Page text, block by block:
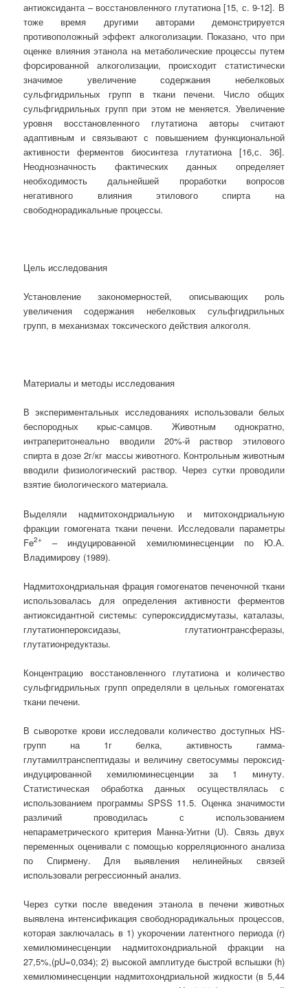
антиоксиданта – восстановленного глутатиона [15, с. 9-12]. В
тоже время другими авторами демонстрируется
противоположный эффект алкоголизации. Показано, что при
оценке влияния этанола на метаболические процессы путем
форсированной алкоголизации, происходит статистически
значимое увеличение содержания небелковых
сульфгидрильных групп в ткани печени. Число общих
сульфгидрильных групп при этом не меняется. Увеличение
уровня восстановленного глутатиона авторы считают
адаптивным и связывают с повышением функциональной
активности ферментов биосинтеза глутатиона [16,с. 36].
Неоднозначность фактических данных определяет
необходимость дальнейшей проработки вопросов
негативного влияния этилового спирта на
свободнорадикальные процессы.
Цель исследования
Установление закономерностей, описывающих роль
увеличения содержания небелковых сульфгидрильных
групп, в механизмах токсического действия алкоголя.
Материалы и методы исследования
В экспериментальных исследованиях использовали белых
беспородных крыс-самцов. Животным однократно,
интраперитонеально вводили 20%-й раствор этилового
спирта в дозе 2г/кг массы животного. Контрольным животным
вводили физиологический раствор. Через сутки проводили
взятие биологического материала.
Выделяли надмитохондриальную и митохондриальную
фракции гомогената ткани печени. Исследовали параметры
Fe2+
– индуцированной хемилюминесценции по Ю.А.
Владимирову (1989).
Надмитохондриальная фрация гомогенатов печеночной ткани
использовалась для определения активности ферментов
антиоксидантной системы: супероксиддисмутазы, каталазы,
глутатионпероксидазы, глутатионтрансферазы,
глутатионредуктазы.
Концентрацию восстановленного глутатиона и количество
сульфгидрильных групп определяли в цельных гомогенатах
ткани печени.
В сыворотке крови исследовали количество доступных HS-
групп на 1г белка, активность гамма-
глутамилтранспептидазы и величину светосуммы пероксид-
индуцированной хемилюминесценции за 1 минуту.
Статистическая обработка данных осуществлялась с
использованием программы SPSS 11.5. Оценка значимости
различий проводилась с использованием
непараметрического критерия Манна-Уитни (U). Связь двух
переменных оценивали с помощью корреляционного анализа
по Спирмену. Для выявления нелинейных связей
использовали регрессионный анализ.
Через сутки после введения этанола в печени животных
выявлена интенсификация свободнорадикальных процессов,
которая заключалась в 1) укорочении латентного периода (r)
хемилюминесценции надмитохондриальной фракции на
27,5%,(рU=0,034); 2) высокой амплитуде быстрой вспышки (h)
хемилюминесценции надмитохондриальной жидкости (в 5,44